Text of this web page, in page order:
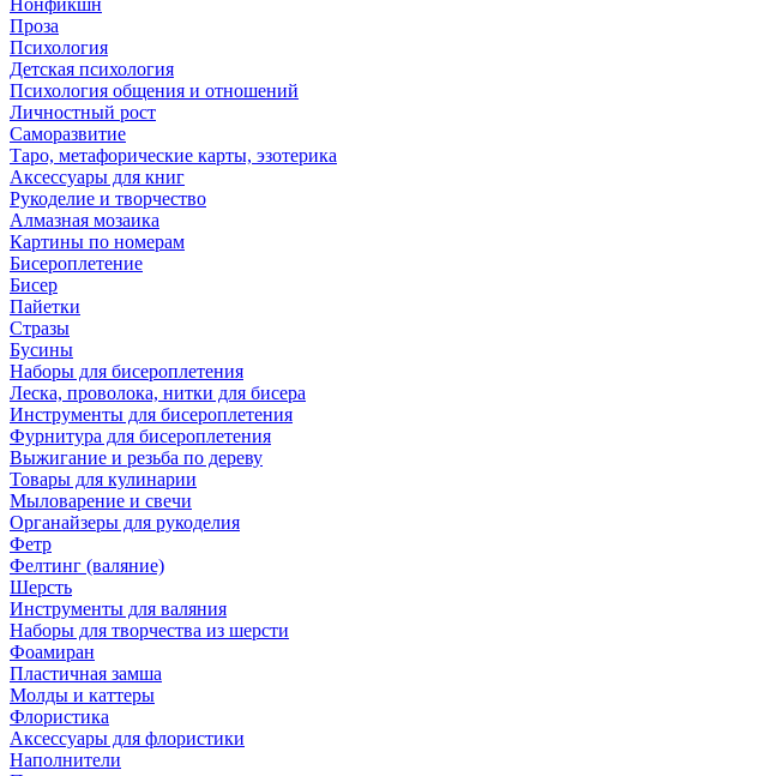
Нонфикшн
Проза
Психология
Детская психология
Психология общения и отношений
Личностный рост
Саморазвитие
Таро, метафорические карты, эзотерика
Аксессуары для книг
Рукоделие и творчество
Алмазная мозаика
Картины по номерам
Бисероплетение
Бисер
Пайетки
Стразы
Бусины
Наборы для бисероплетения
Леска, проволока, нитки для бисера
Инструменты для бисероплетения
Фурнитура для бисероплетения
Выжигание и резьба по дереву
Товары для кулинарии
Мыловарение и свечи
Органайзеры для рукоделия
Фетр
Фелтинг (валяние)
Шерсть
Инструменты для валяния
Наборы для творчества из шерсти
Фоамиран
Пластичная замша
Молды и каттеры
Флористика
Аксессуары для флористики
Наполнители